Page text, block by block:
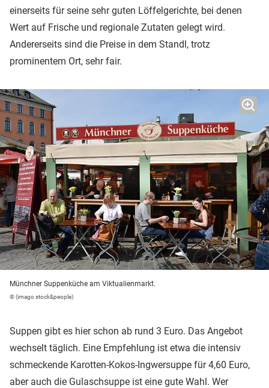
einerseits für seine sehr guten Löffelgerichte, bei denen
Wert auf Frische und regionale Zutaten gelegt wird.
Andererseits sind die Preise in dem Standl, trotz
prominentem Ort, sehr fair.
Münchner Suppenküche am Viktualienmarkt.
© (imago stock&people)
Suppen gibt es hier schon ab rund 3 Euro. Das Angebot
wechselt täglich. Eine Empfehlung ist etwa die intensiv
schmeckende Karotten-Kokos-Ingwersuppe für 4,60 Euro,
aber auch die Gulaschsuppe ist eine gute Wahl. Wer